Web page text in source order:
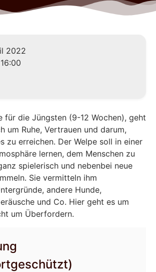
2022
für die Jüngsten (9-12 Wochen), geht
um Ruhe, Vertrauen und darum,
zu erreichen. Der Welpe soll in einer
lernen, dem Menschen zu
spielerisch und nebenbei neue
Sie vermitteln ihm
andere Hunde,
und Co. Hier geht es um
um Überfordern.